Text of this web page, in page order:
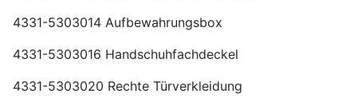
4331-5303014 Aufbewahrungsbox
4331-5303016 Handschuhfachdeckel
4331-5303020 Rechte Türverkleidung